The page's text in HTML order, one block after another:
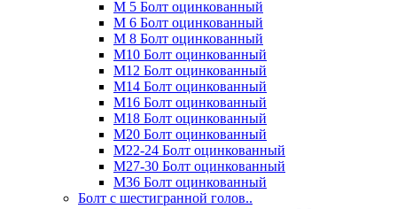
М 5 Болт оцинкованный
М 6 Болт оцинкованный
М 8 Болт оцинкованный
М10 Болт оцинкованный
М12 Болт оцинкованный
М14 Болт оцинкованный
М16 Болт оцинкованный
М18 Болт оцинкованный
М20 Болт оцинкованный
М22-24 Болт оцинкованный
М27-30 Болт оцинкованный
М36 Болт оцинкованный
Болт с шестигранной голов..